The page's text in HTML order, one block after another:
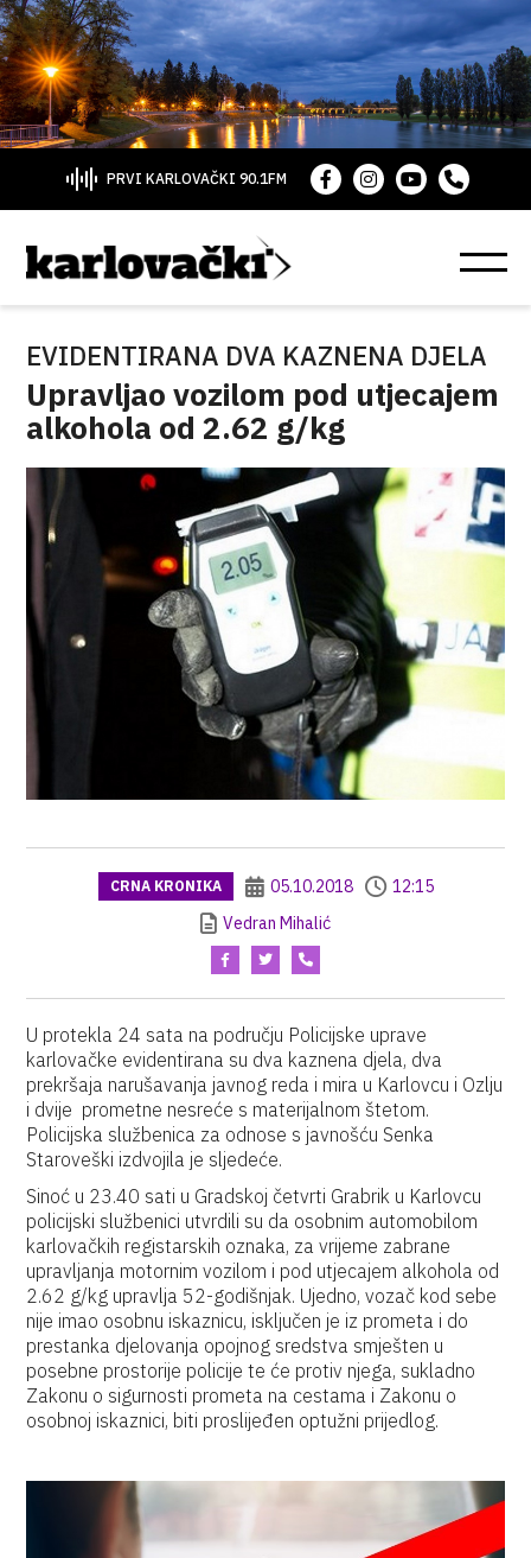
PRVI KARLOVAČKI 90.1FM
EVIDENTIRANA DVA KAZNENA DJELA
Upravljao vozilom pod utjecajem
alkohola od 2.62 g/kg
CRNA KRONIKA 05.10.2018
12:15
Vedran Mihalić
U protekla 24 sata na području Policijske uprave
karlovačke evidentirana su dva kaznena djela, dva
prekršaja narušavanja javnog reda i mira u Karlovcu i Ozlju
i dvije prometne nesreće s materijalnom štetom.
Policijska službenica za odnose s javnošću Senka
Staroveški izdvojila je sljedeće.
Sinoć u 23.40 sati u Gradskoj četvrti Grabrik u Karlovcu
policijski službenici utvrdili su da osobnim automobilom
karlovačkih registarskih oznaka, za vrijeme zabrane
upravljanja motornim vozilom i pod utjecajem alkohola od
2.62 g/kg upravlja 52-godišnjak. Ujedno, vozač kod sebe
nije imao osobnu iskaznicu, isključen je iz prometa i do
prestanka djelovanja opojnog sredstva smješten u
posebne prostorije policije te će protiv njega, sukladno
Zakonu o sigurnosti prometa na cestama i Zakonu o
osobnoj iskaznici, biti proslijeđen optužni prijedlog.